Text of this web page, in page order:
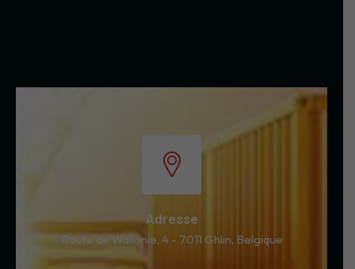
Adresse
Route de Wallonie, 4 - 7011 Ghlin, Belgique